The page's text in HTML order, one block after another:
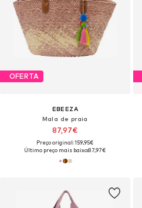
OFERTA
EBEEZA
Mala de praia
87,97€
Preço original: 159,95€
Último preço mais baixo:87,97€